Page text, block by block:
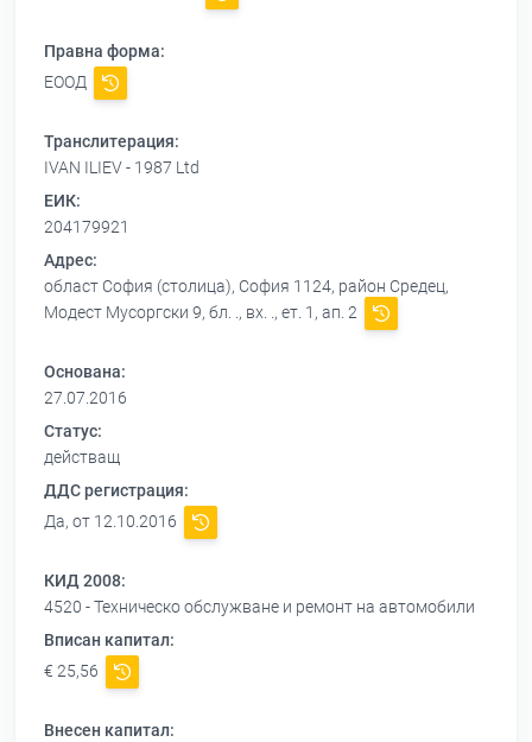
Правна форма:
ЕООД
Транслитерация:
IVAN ILIEV - 1987 Ltd
ЕИК:
204179921
Адрес:
област София (столица), София 1124, район Средец,
Модест Мусоргски 9, бл. ., вх. ., ет. 1, ап. 2
Основана:
27.07.2016
Статус:
действащ
ДДС регистрация:
Да, от 12.10.2016
КИД 2008:
4520 - Техническо обслужване и ремонт на автомобили
Вписан капитал:
€ 25,56
Внесен капитал: